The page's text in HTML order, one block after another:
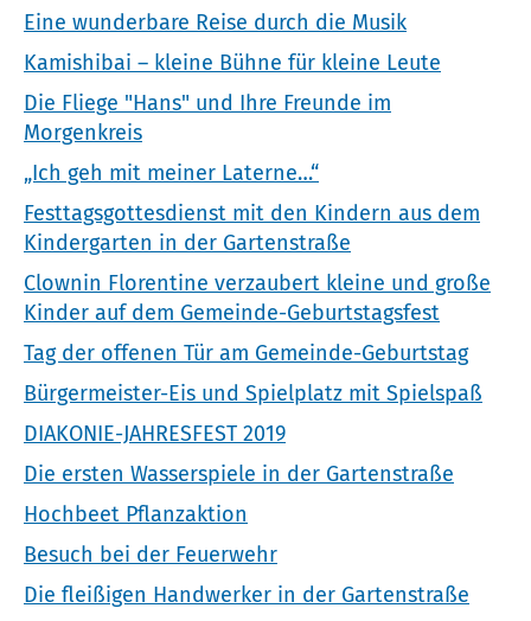
Eine wunderbare Reise durch die Musik
Kamishibai – kleine Bühne für kleine Leute
Die Fliege "Hans" und Ihre Freunde im
Morgenkreis
„Ich geh mit meiner Laterne…“
Festtagsgottesdienst mit den Kindern aus dem
Kindergarten in der Gartenstraße
Clownin Florentine verzaubert kleine und große
Kinder auf dem Gemeinde-Geburtstagsfest
Tag der offenen Tür am Gemeinde-Geburtstag
Bürgermeister-Eis und Spielplatz mit Spielspaß
DIAKONIE-JAHRESFEST 2019
Die ersten Wasserspiele in der Gartenstraße
Hochbeet Pflanzaktion
Besuch bei der Feuerwehr
Die fleißigen Handwerker in der Gartenstraße